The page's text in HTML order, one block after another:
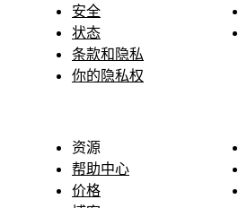
安全
状态
条款和隐私
你的隐私权
资源
帮助中心
价格